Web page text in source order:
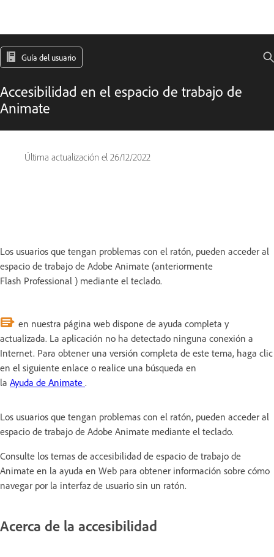
Guía del usuario
Accesibilidad en el espacio de trabajo de
Animate
Última actualización el 26/12/2022
Los usuarios que tengan problemas con el ratón, pueden acceder al
espacio de trabajo de Adobe Animate (anteriormente
Flash Professional ) mediante el teclado.
en nuestra página web dispone de ayuda completa y
actualizada. La aplicación no ha detectado ninguna conexión a
Internet. Para obtener una versión completa de este tema, haga clic
en el siguiente enlace o realice una búsqueda en
la Ayuda de Animate .
Los usuarios que tengan problemas con el ratón, pueden acceder al
espacio de trabajo de Adobe Animate mediante el teclado.
Consulte los temas de accesibilidad de espacio de trabajo de
Animate en la ayuda en Web para obtener información sobre cómo
navegar por la interfaz de usuario sin un ratón.
Acerca de la accesibilidad